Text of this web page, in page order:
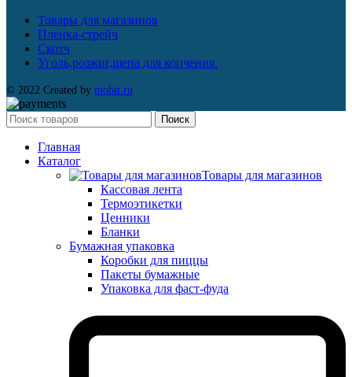
Товары для магазинов
Пленка-стрейч
Скотч
Уголь,розжиг,щепа для копчения.
© 2022 Created by mobit.ru
Поиск
Главная
Каталог
Товары для магазинов
Кассовая лента
Термоэтикетки
Ценники
Бланки
Бумажная упаковка
Коробки для пиццы
Пакеты бумажные
Упаковка для фаст-фуда